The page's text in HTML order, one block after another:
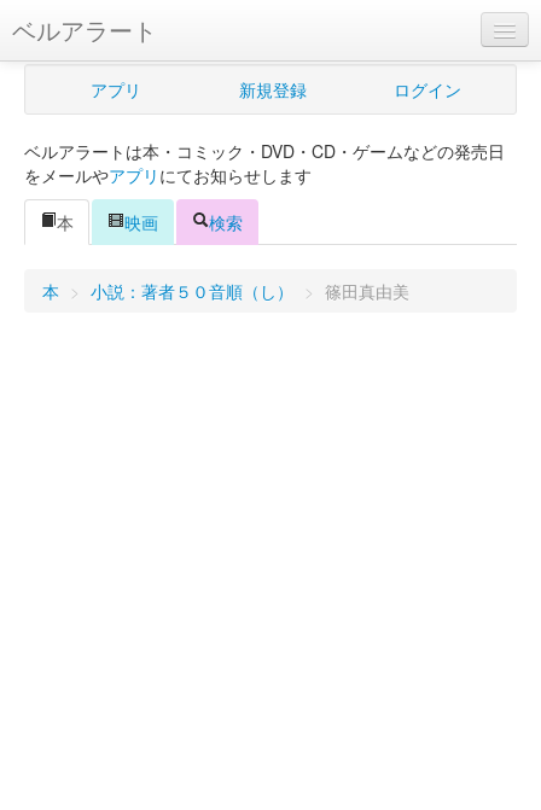
ベルアラート
ベルアラートとは
新規登録
ログイン
アプリ 新規登録 ログイン
ベルアラートは本・コミック・DVD・CD・ゲームなどの発売日
をメールやアプリ にてお知らせします
本
映画 検索
本 > 小説：著者５０音順（し） > 篠田真由美